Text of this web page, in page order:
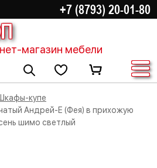
+7 (8793) 20-01-80
магазин мебели
Шкафы-купе
шимо светлый